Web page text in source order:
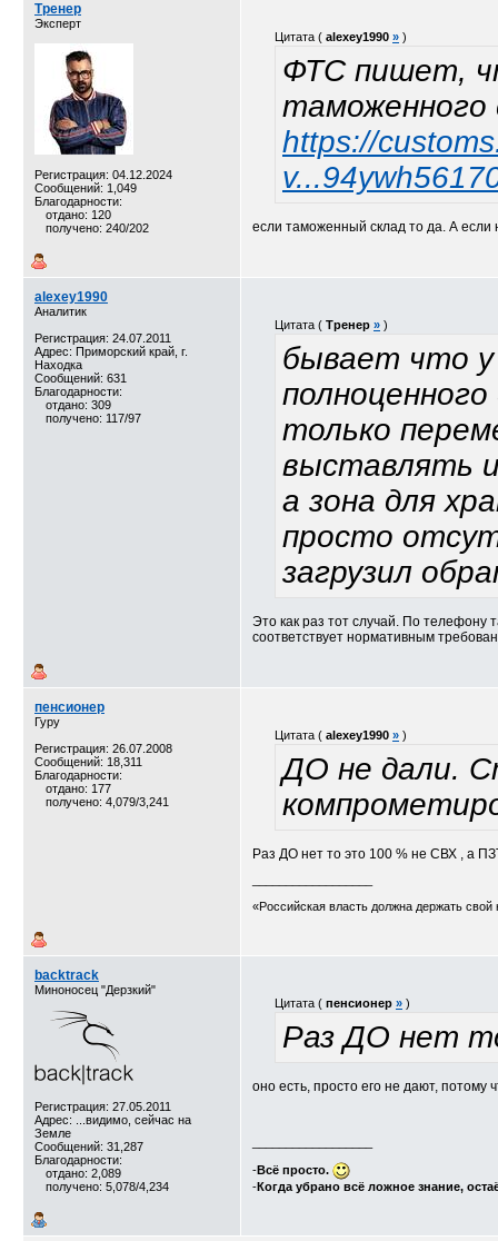
Тренер
Эксперт
Регистрация: 04.12.2024
Сообщений: 1,049
Благодарности:
отдано: 120
получено: 240/202
Цитата ( alexey1990 » )
ФТС пишет,
таможенного
https://
если таможенный склад то да. А если
alexey1990
Аналитик
Регистрация: 24.07.2011
Адрес: Приморский край, г.
Находка
Сообщений: 631
Благодарности:
отдано: 309
получено: 117/97
Цитата ( Тренер » )
бывает что
только
выставлять
а зона для
просто
загрузил
Это как раз тот случай. По телефону
соответствует нормативным
пенсионер
Гуру
Регистрация: 26.07.2008
Сообщений: 18,311
Благодарности:
отдано: 177
получено: 4,079/3,241
Цитата ( alexey1990 » )
ДО не дали.
Раз ДО нет то это 100 % не СВХ , а
«Российская власть должна держать
backtrack
Миноносец "Дерзкий"
Регистрация: 27.05.2011
Адрес: ...видимо, сейчас на
Земле
Сообщений: 31,287
Благодарности:
отдано: 2,089
получено: 5,078/4,234
Цитата ( пенсионер » )
Раз ДО нет
оно есть, просто его не дают, потому
-Всё просто.
-Когда убрано всё ложное знание,